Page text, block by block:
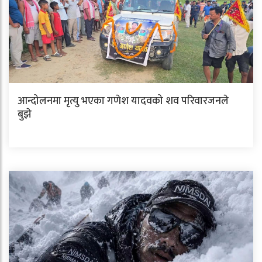
आन्दोलनमा मृत्यु भएका गणेश यादवको शव परिवारजनले
बुझे